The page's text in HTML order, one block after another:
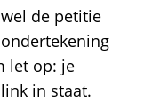
de petitie
let op: je
in staat.